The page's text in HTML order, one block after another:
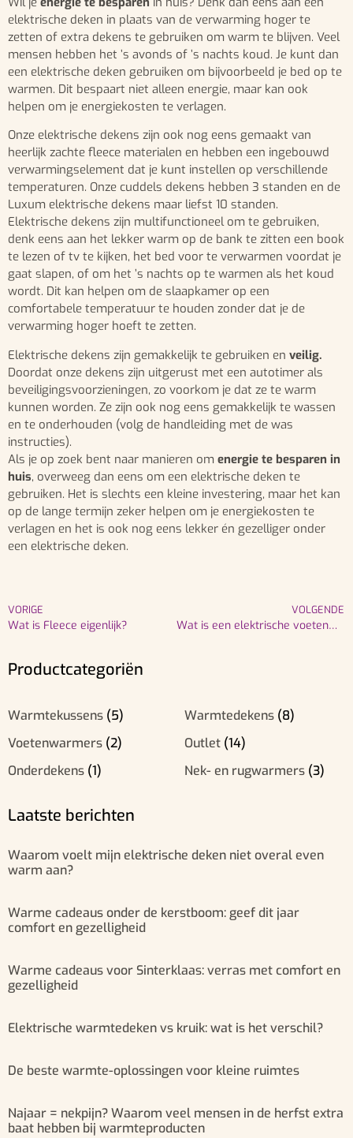
elektrische deken in plaats van de verwarming hoger te
zetten of extra dekens te gebruiken om warm te blijven. Veel
mensen hebben het ’s avonds of ’s nachts koud. Je kunt dan
een elektrische deken gebruiken om bijvoorbeeld je bed op te
warmen. Dit bespaart niet alleen energie, maar kan ook
helpen om je energiekosten te verlagen.
Onze elektrische dekens zijn ook nog eens gemaakt van
heerlijk zachte fleece materialen en hebben een ingebouwd
verwarmingselement dat je kunt instellen op verschillende
temperaturen. Onze cuddels dekens hebben 3 standen en de
Luxum elektrische dekens maar liefst 10 standen.
Elektrische dekens zijn multifunctioneel om te gebruiken,
denk eens aan het lekker warm op de bank te zitten een book
te lezen of tv te kijken, het bed voor te verwarmen voordat je
gaat slapen, of om het ’s nachts op te warmen als het koud
wordt. Dit kan helpen om de slaapkamer op een
comfortabele temperatuur te houden zonder dat je de
verwarming hoger hoeft te zetten.
Elektrische dekens zijn gemakkelijk te gebruiken en veilig.
Doordat onze dekens zijn uitgerust met een autotimer als
beveiligingsvoorzieningen, zo voorkom je dat ze te warm
kunnen worden. Ze zijn ook nog eens gemakkelijk te wassen
en te onderhouden (volg de handleiding met de was
instructies).
Als je op zoek bent naar manieren om energie te besparen in
huis, overweeg dan eens om een elektrische deken te
gebruiken. Het is slechts een kleine investering, maar het kan
op de lange termijn zeker helpen om je energiekosten te
verlagen en het is ook nog eens lekker én gezelliger onder
een elektrische deken.
VORIGE
Wat is Fleece eigenlijk?
VOLGENDE
Wat is een elektrische voetenwarmer?
Productcategoriën
Warmtekussens (5) Warmtedekens (8)
Voetenwarmers (2) Outlet (14)
Onderdekens (1) Nek- en rugwarmers (3)
Laatste berichten
Waarom voelt mijn elektrische deken niet overal even
warm aan?
Warme cadeaus onder de kerstboom: geef dit jaar
comfort en gezelligheid
Warme cadeaus voor Sinterklaas: verras met comfort en
gezelligheid
Elektrische warmtedeken vs kruik: wat is het verschil?
De beste warmte-oplossingen voor kleine ruimtes
Najaar = nekpijn? Waarom veel mensen in de herfst extra
baat hebben bij warmteproducten